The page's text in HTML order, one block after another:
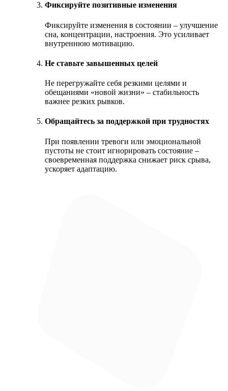
Фиксируйте позитивные изменения
Фиксируйте изменения в состоянии – улучшение
сна, концентрации, настроения. Это усиливает
внутреннюю мотивацию.
Не ставьте завышенных целей
Не перегружайте себя резкими целями и
обещаниями «новой жизни» – стабильность
важнее резких рывков.
Обращайтесь за поддержкой при трудностях
При появлении тревоги или эмоциональной
пустоты не стоит игнорировать состояние –
своевременная поддержка снижает риск срыва,
ускоряет адаптацию.